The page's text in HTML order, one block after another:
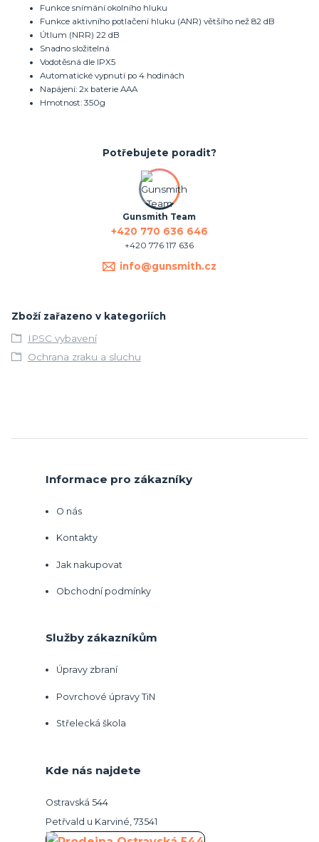
Funkce snímání okolního hluku
Funkce aktivního potlačení hluku (ANR) většího než 82 dB
Útlum (NRR) 22 dB
Snadno složitelná
Vodotěsná dle IPX5
Automatické vypnutí po 4 hodinách
Napájení: 2x baterie AAA
Hmotnost: 350g
Potřebujete poradit?
Gunsmith Team
+420 770 636 646
+420 776 117 636
info@gunsmith.cz
Zboží zařazeno v kategoriích
IPSC vybavení
Ochrana zraku a sluchu
Informace pro zákazníky
O nás
Kontakty
Jak nakupovat
Obchodní podmínky
Služby zákazníkům
Úpravy zbraní
Povrchové úpravy TiN
Střelecká škola
Kde nás najdete
Ostravská 544
Petřvald u Karviné, 73541